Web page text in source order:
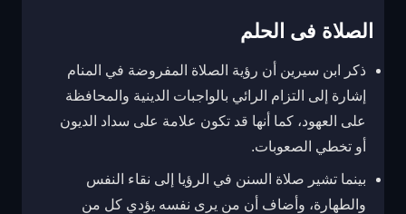
الصلاة فى الحلم
ذكر ابن سيرين أن رؤية الصلاة المفروضة في المنام
إشارة إلى التزام الرائي بالواجبات الدينية والمحافظة
على العهود، كما أنها قد تكون علامة على سداد الديون
أو تخطي الصعوبات.
بينما تشير صلاة السنن في الرؤيا إلى نقاء النفس
والطهارة، وأضاف أن من يرى نفسه يؤدي كل من